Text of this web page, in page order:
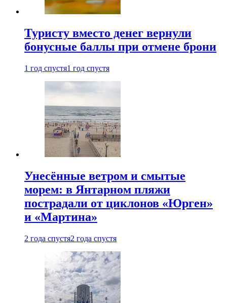
Туристу вместо денег вернули
бонусные баллы при отмене брони
1 год спустя1 год спустя
Унесённые ветром и смытые
морем: в Янтарном пляжи
пострадали от циклонов «Юрген»
и «Мартина»
2 года спустя2 года спустя